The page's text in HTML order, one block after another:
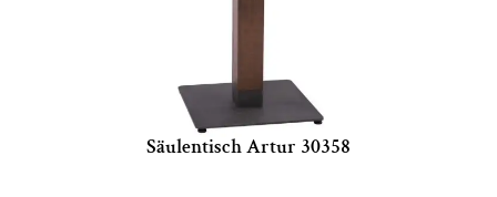
Säulentisch Artur 30358